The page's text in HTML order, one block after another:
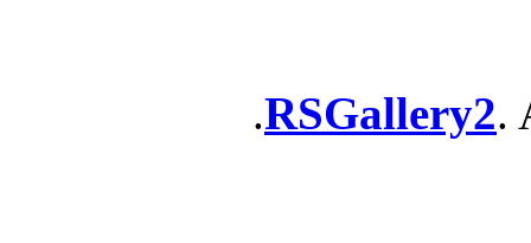
RSGallery2.